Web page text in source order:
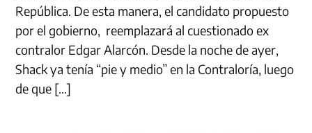
República. De esta manera, el candidato propuesto
por el gobierno, reemplazará al cuestionado ex
contralor Edgar Alarcón. Desde la noche de ayer,
Shack ya tenía “pie y medio” en la Contraloría, luego
de que […]